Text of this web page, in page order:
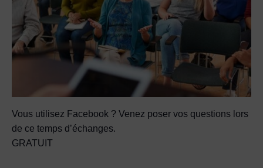
Vous utilisez Facebook ? Venez poser vos questions lors
de ce temps d’échanges.
GRATUIT